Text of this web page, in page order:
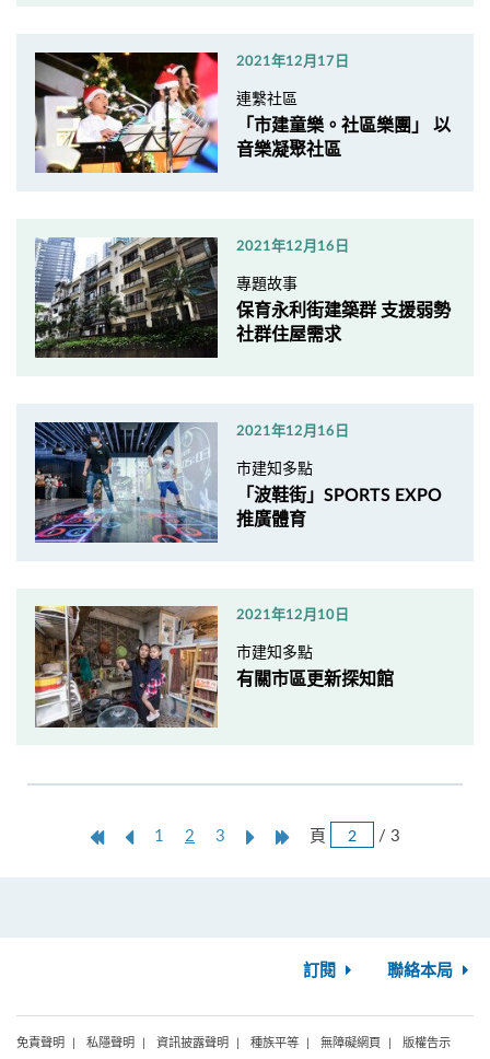
2021年12月17日
連繫社區
「市建童樂。社區樂團」 以
音樂凝聚社區
2021年12月16日
專題故事
保育永利街建築群 支援弱勢
社群住屋需求
2021年12月16日
市建知多點
「波鞋街」SPORTS EXPO
推廣體育
2021年12月10日
市建知多點
有關市區更新探知館
第
上
1 2 3
NextLast頁 / 3
訂閱 聯絡本局
免責聲明 私隱聲明 資訊披露聲明 種族平等 無障礙網頁
版權告示